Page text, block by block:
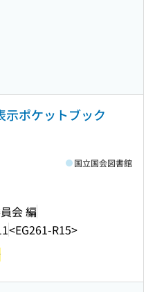
示ポケットブック
会 編
<EG261-R15>
国立国会図書館